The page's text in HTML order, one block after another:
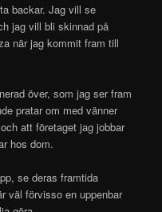
backar. Jag vill se
jag vill bli skinnad på
när jag kommit fram till
över, som jag ser fram
pratar om med vänner
att företaget jag jobbar
hos dom.
se deras framtida
väl förvisso en uppenbar